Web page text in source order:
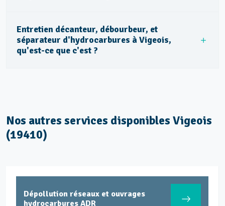
Entretien décanteur, débourbeur, et
séparateur d'hydrocarbures à Vigeois,
qu'est-ce que c'est ?
Nos autres services disponibles Vigeois
(19410)
Dépollution réseaux et ouvrages
hydrocarbures ADR